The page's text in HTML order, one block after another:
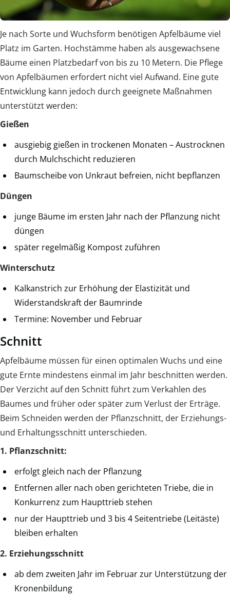
Je nach Sorte und Wuchsform benötigen Apfelbäume viel
Platz im Garten. Hochstämme haben als ausgewachsene
Bäume einen Platzbedarf von bis zu 10 Metern. Die Pflege
von Apfelbäumen erfordert nicht viel Aufwand. Eine gute
Entwicklung kann jedoch durch geeignete Maßnahmen
unterstützt werden:
Gießen
ausgiebig gießen in trockenen Monaten – Austrocknen
durch Mulchschicht reduzieren
Baumscheibe von Unkraut befreien, nicht bepflanzen
Düngen
junge Bäume im ersten Jahr nach der Pflanzung nicht
düngen
später regelmäßig Kompost zuführen
Winterschutz
Kalkanstrich zur Erhöhung der Elastizität und
Widerstandskraft der Baumrinde
Termine: November und Februar
Schnitt
Apfelbäume müssen für einen optimalen Wuchs und eine
gute Ernte mindestens einmal im Jahr beschnitten werden.
Der Verzicht auf den Schnitt führt zum Verkahlen des
Baumes und früher oder später zum Verlust der Erträge.
Beim Schneiden werden der Pflanzschnitt, der Erziehungs-
und Erhaltungsschnitt unterschieden.
1. Pflanzschnitt:
erfolgt gleich nach der Pflanzung
Entfernen aller nach oben gerichteten Triebe, die in
Konkurrenz zum Haupttrieb stehen
nur der Haupttrieb und 3 bis 4 Seitentriebe (Leitäste)
bleiben erhalten
2. Erziehungsschnitt
ab dem zweiten Jahr im Februar zur Unterstützung der
Kronenbildung